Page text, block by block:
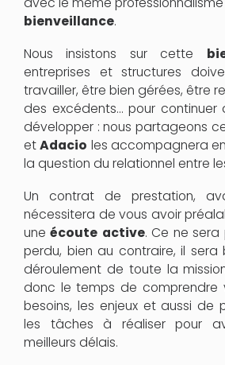
bienveillance.
Nous insistons sur cette
entreprises et structures
travailler, être bien gérées, être
des excédents... pour
développer : nous partageons
etAdacio les accompagnera
la question du relationnel entre
Un contrat de prestation,
nécessitera de vous avoir
uneécoute active. Ce ne
perdu, bien au contraire, il sera
déroulement de toute la
donc le temps de comprendre
besoins, les enjeux et aussi de
les tâches à réaliser pour
meilleurs délais.